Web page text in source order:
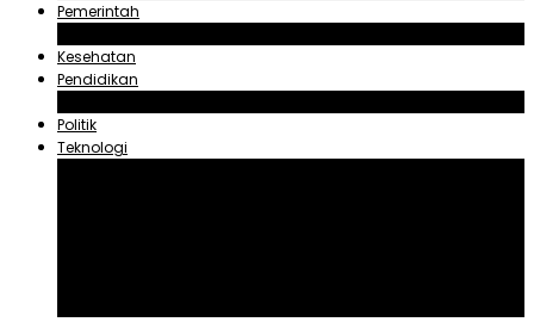
Pemerintah
Kesehatan
Pendidikan
Politik
Teknologi